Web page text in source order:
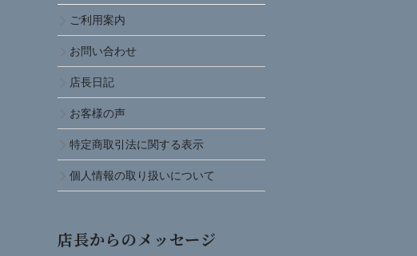
ご利用案内
お問い合わせ
店長日記
お客様の声
特定商取引法に関する表示
個人情報の取り扱いについて
店長からのメッセージ